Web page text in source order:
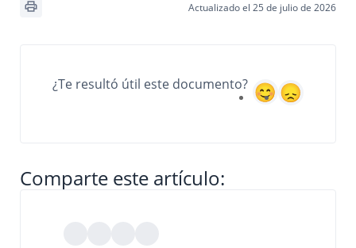
Actualizado el 25 de julio de 2026
¿Te resultó útil este documento?
Comparte este artículo: